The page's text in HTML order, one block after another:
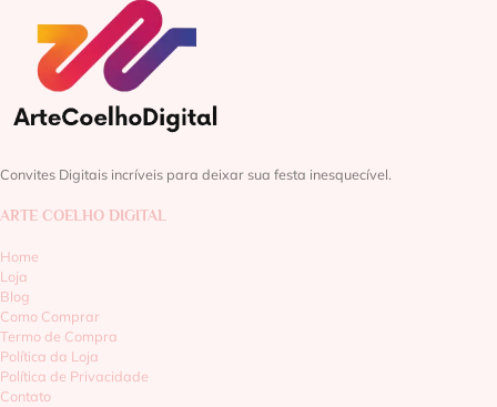
Convites Digitais incríveis para deixar sua festa inesquecível.
ARTE COELHO DIGITAL
Home
Loja
Blog
Como Comprar
Termo de Compra
Política da Loja
Política de Privacidade
Contato